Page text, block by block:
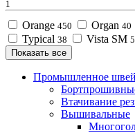
1
Orange 450 Organ 40
Typical 38 Vista SM
Показать все
Промышленное
Втачивание
Вышивальные